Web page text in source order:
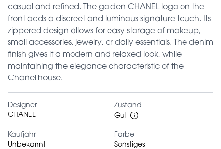
casual and refined. The golden CHANEL logo on the
front adds a discreet and luminous signature touch. Its
zippered design allows for easy storage of makeup,
small accessories, jewelry, or daily essentials. The denim
finish gives it a modern and relaxed look, while
maintaining the elegance characteristic of the
Chanel house.
Designer
CHANEL
Zustand
Gut
Kaufjahr
Unbekannt
Farbe
Sonstiges